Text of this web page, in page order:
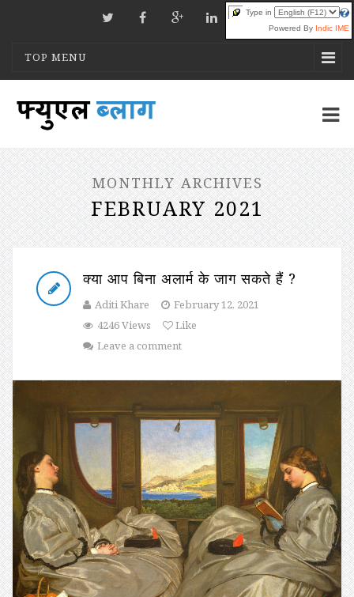
TOP MENU
MONTHLY ARCHIVES
FEBRUARY 2021
क्या आप बिना अलार्म के जाग सकते हैं ?
Aditi Khare
February 12, 2021
4246 Views
Like
Leave a comment
Type in
Powered By Indic IME